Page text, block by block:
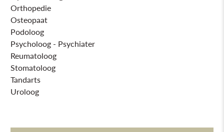
Orthopedie
Osteopaat
Podoloog
Psycholoog - Psychiater
Reumatoloog
Stomatoloog
Tandarts
Uroloog